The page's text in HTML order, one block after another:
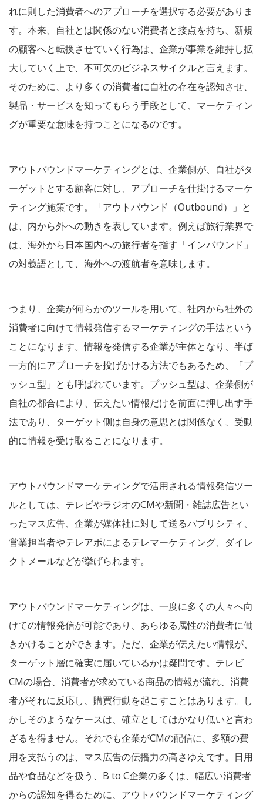
れに則した消費者へのアプローチを選択する必要がありま
す。本来、自社とは関係のない消費者と接点を持ち、新規
の顧客へと転換させていく行為は、企業が事業を維持し拡
大していく上で、不可欠のビジネスサイクルと言えます。
そのために、より多くの消費者に自社の存在を認知させ、
製品・サービスを知ってもらう手段として、マーケティン
グが重要な意味を持つことになるのです。
アウトバウンドマーケティングとは、企業側が、自社がタ
ーゲットとする顧客に対し、アプローチを仕掛けるマーケ
ティング施策です。「アウトバウンド（Outbound）」と
は、内から外への動きを表しています。例えば旅行業界で
は、海外から日本国内への旅行者を指す「インバウンド」
の対義語として、海外への渡航者を意味します。
つまり、企業が何らかのツールを用いて、社内から社外の
消費者に向けて情報発信するマーケティングの手法という
ことになります。情報を発信する企業が主体となり、半ば
一方的にアプローチを投げかける方法でもあるため、「プ
ッシュ型」とも呼ばれています。プッシュ型は、企業側が
自社の都合により、伝えたい情報だけを前面に押し出す手
法であり、ターゲット側は自身の意思とは関係なく、受動
的に情報を受け取ることになります。
アウトバウンドマーケティングで活用される情報発信ツー
ルとしては、テレビやラジオのCMや新聞・雑誌広告とい
ったマス広告、企業が媒体社に対して送るパブリシティ、
営業担当者やテレアポによるテレマーケティング、ダイレ
クトメールなどが挙げられます。
アウトバウンドマーケティングは、一度に多くの人々へ向
けての情報発信が可能であり、あらゆる属性の消費者に働
きかけることができます。ただ、企業が伝えたい情報が、
ターゲット層に確実に届いているかは疑問です。テレビ
CMの場合、消費者が求めている商品の情報が流れ、消費
者がそれに反応し、購買行動を起こすことはあります。し
かしそのようなケースは、確立としてはかなり低いと言わ
ざるを得ません。それでも企業がCMの配信に、多額の費
用を支払うのは、マス広告の伝播力の高さゆえです。日用
品や食品などを扱う、B to C企業の多くは、幅広い消費者
からの認知を得るために、アウトバウンドマーケティング